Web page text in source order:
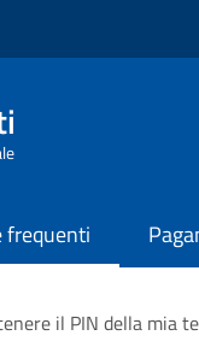
frequenti
il PIN della mia